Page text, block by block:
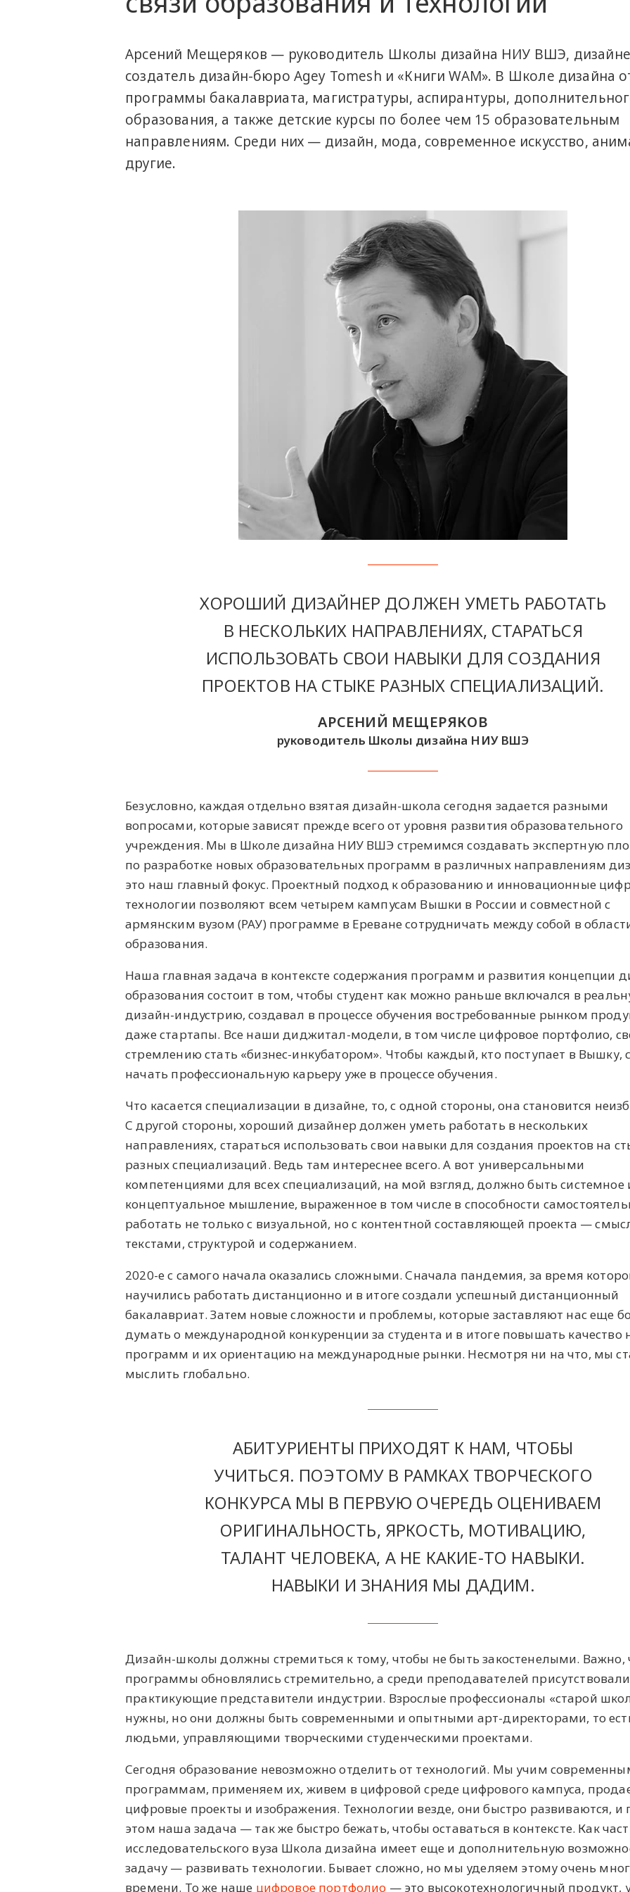
Арсений Мещеряков — руководитель Школы дизайна НИУ ВШЭ,
создатель дизайн-бюро Agey Tomesh и «Книги WAM». В Школе дизайна
программы бакалавриата, магистратуры, аспирантуры,
образования, а также детские курсы по более чем 15 образовательным
направлениям. Среди них — дизайн, мода, современное искусство,
другие.
ХОРОШИЙ ДИЗАЙНЕР ДОЛЖЕН УМЕТЬ РАБОТАТЬ
В НЕСКОЛЬКИХ НАПРАВЛЕНИЯХ, СТАРАТЬСЯ
ИСПОЛЬЗОВАТЬ СВОИ НАВЫКИ ДЛЯ СОЗДАНИЯ
ПРОЕКТОВ НА СТЫКЕ РАЗНЫХ СПЕЦИАЛИЗАЦИЙ.
АРСЕНИЙ МЕЩЕРЯКОВ
руководитель Школы дизайна НИУ ВШЭ
Безусловно, каждая отдельно взятая дизайн-школа сегодня задается разными
вопросами, которые зависят прежде всего от уровня развития образовательного
учреждения. Мы в Школе дизайна НИУ ВШЭ стремимся создавать экспертную
по разработке новых образовательных программ в различных направлениям
это наш главный фокус. Проектный подход к образованию и инновационные
технологии позволяют всем четырем кампусам Вышки в России и совместной с
армянским вузом (РАУ) программе в Ереване сотрудничать между собой в
образования.
Наша главная задача в контексте содержания программ и развития концепции
образования состоит в том, чтобы студент как можно раньше включался в
дизайн-индустрию, создавал в процессе обучения востребованные рынком
даже стартапы. Все наши диджитал-модели, в том числе цифровое портфолио,
стремлению стать «бизнес-инкубатором». Чтобы каждый, кто поступает в Вышку,
начать профессиональную карьеру уже в процессе обучения.
Что касается специализации в дизайне, то, с одной стороны, она становится
С другой стороны, хороший дизайнер должен уметь работать в нескольких
направлениях, стараться использовать свои навыки для создания проектов на
разных специализаций. Ведь там интереснее всего. А вот универсальными
компетенциями для всех специализаций, на мой взгляд, должно быть системное
концептуальное мышление, выраженное в том числе в способности
работать не только с визуальной, но с контентной составляющей проекта —
текстами, структурой и содержанием.
2020-е с самого начала оказались сложными. Сначала пандемия, за время
научились работать дистанционно и в итоге создали успешный дистанционный
бакалавриат. Затем новые сложности и проблемы, которые заставляют нас еще
думать о международной конкуренции за студента и в итоге повышать качество
программ и их ориентацию на международные рынки. Несмотря ни на что, мы
мыслить глобально.
АБИТУРИЕНТЫ ПРИХОДЯТ К НАМ, ЧТОБЫ
УЧИТЬСЯ. ПОЭТОМУ В РАМКАХ ТВОРЧЕСКОГО
КОНКУРСА МЫ В ПЕРВУЮ ОЧЕРЕДЬ ОЦЕНИВАЕМ
ОРИГИНАЛЬНОСТЬ, ЯРКОСТЬ, МОТИВАЦИЮ,
ТАЛАНТ ЧЕЛОВЕКА, А НЕ КАКИЕ-ТО НАВЫКИ.
НАВЫКИ И ЗНАНИЯ МЫ ДАДИМ.
Дизайн-школы должны стремиться к тому, чтобы не быть закостенелыми. Важно,
программы обновлялись стремительно, а среди преподавателей присутствовали
практикующие представители индустрии. Взрослые профессионалы «старой
нужны, но они должны быть современными и опытными арт-директорами, то
людьми, управляющими творческими студенческими проектами.
Сегодня образование невозможно отделить от технологий. Мы учим
программам, применяем их, живем в цифровой среде цифрового кампуса,
цифровые проекты и изображения. Технологии везде, они быстро развиваются, и
этом наша задача — так же быстро бежать, чтобы оставаться в контексте. Как
исследовательского вуза Школа дизайна имеет еще и дополнительную
задачу — развивать технологии. Бывает сложно, но мы уделяем этому очень
времени. То же наше цифровое портфолио — это высокотехнологичный продукт,